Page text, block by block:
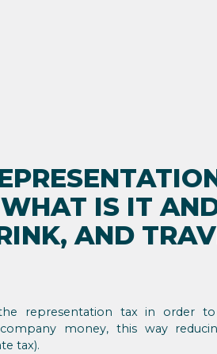
IS IT
AND
representation tax in order to
money, this way
tax).